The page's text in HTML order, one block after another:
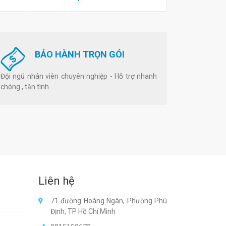
BẢO HÀNH TRỌN GÓI
Đội ngũ nhân viên chuyên nghiệp - Hỗ trợ nhanh
chóng , tận tình
Liên hệ
71 đường Hoàng Ngân, Phường Phú
Định, TP Hồ Chí Minh